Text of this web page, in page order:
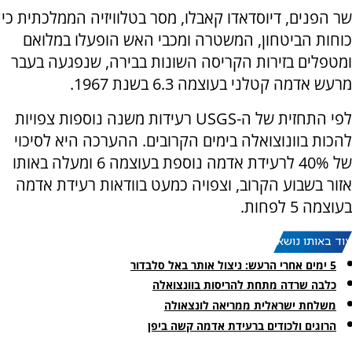
שר הפנים, דיוסדאדו קאבלו, מסר בטלוויזיה הממלכתית כי
כוחות הביטחון, המשטרה ומכבי האש הופעלו במלואם
ומטפלים בזירות הקריסה השונות בבירה, שנפגעה בעבר
מרעש אדמה קטלני בעוצמה 6.3 בשנת 1967.
לפי התחזית של ה-USGS רעידות משנה נוספות צפויות
להכות בוונוצואלה בימים הקרובים. ההערכה היא לסיכוי
של 40% לרעידת אדמה נוספת בעוצמה 6 ומעלה באותו
אזור בשבוע הקרוב, וצפויה כמעט בוודאות רעידת אדמה
בעוצמה 5 לפחות.
עוד באותו נושא:
5 ימים אחרי הרעש: ניצול אותר באל סלבדור
כלבה שרדה מתחת להריסות בוונצואלה
משלחת ישראלית ממריאה לונצאולה
הרוגים ולכודים ברעידת אדמה קשה ביפן